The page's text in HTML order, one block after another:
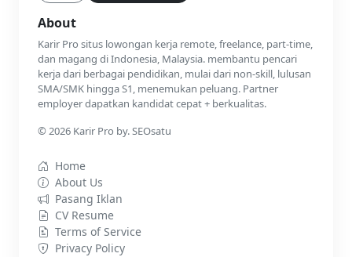
About
Karir Pro situs lowongan kerja remote, freelance, part-time,
dan magang di Indonesia, Malaysia. membantu pencari
kerja dari berbagai pendidikan, mulai dari non-skill, lulusan
SMA/SMK hingga S1, menemukan peluang. Partner
employer dapatkan kandidat cepat + berkualitas.
© 2026 Karir Pro by. SEOsatu
Home
About Us
Pasang Iklan
CV Resume
Terms of Service
Privacy Policy